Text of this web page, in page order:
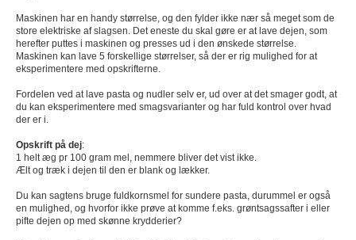
Maskinen har en handy størrelse, og den fylder ikke nær så meget som de
store elektriske af slagsen. Det eneste du skal gøre er at lave dejen, som
herefter puttes i maskinen og presses ud i den ønskede størrelse.
Maskinen kan lave 5 forskellige størrelser, så der er rig mulighed for at
eksperimentere med opskrifterne.
Fordelen ved at lave pasta og nudler selv er, ud over at det smager godt, at
du kan eksperimentere med smagsvarianter og har fuld kontrol over hvad
der er i.
Opskrift på dej:
1 helt æg pr 100 gram mel, nemmere bliver det vist ikke.
Ælt og træk i dejen til den er blank og lækker.
Du kan sagtens bruge fuldkornsmel for sundere pasta, durummel er også
en mulighed, og hvorfor ikke prøve at komme f.eks. grøntsagssafter i eller
pifte dejen op med skønne krydderier?